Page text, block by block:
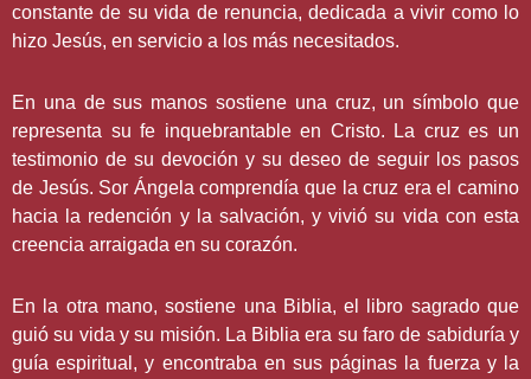
constante de su vida de renuncia, dedicada a vivir como lo
hizo Jesús, en servicio a los más necesitados.
En una de sus manos sostiene una cruz, un símbolo que
representa su fe inquebrantable en Cristo. La cruz es un
testimonio de su devoción y su deseo de seguir los pasos
de Jesús. Sor Ángela comprendía que la cruz era el camino
hacia la redención y la salvación, y vivió su vida con esta
creencia arraigada en su corazón.
En la otra mano, sostiene una Biblia, el libro sagrado que
guió su vida y su misión. La Biblia era su faro de sabiduría y
guía espiritual, y encontraba en sus páginas la fuerza y la